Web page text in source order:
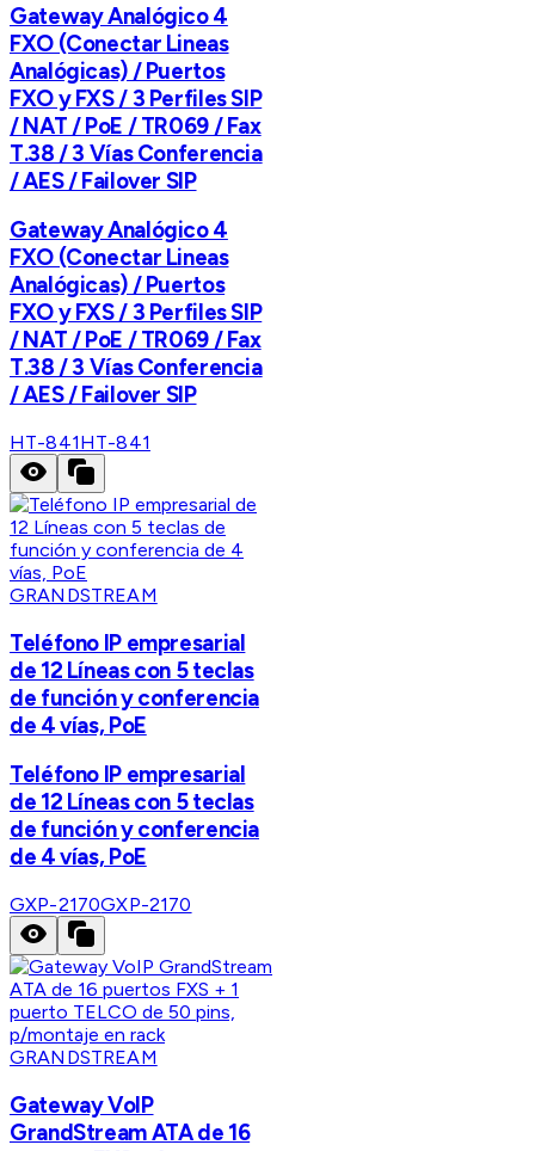
Gateway Analógico 4
FXO (Conectar Lineas
Analógicas) / Puertos
FXO y FXS / 3 Perfiles SIP
/ NAT / PoE / TR069 / Fax
T.38 / 3 Vías Conferencia
/ AES / Failover SIP
Gateway Analógico 4
FXO (Conectar Lineas
Analógicas) / Puertos
FXO y FXS / 3 Perfiles SIP
/ NAT / PoE / TR069 / Fax
T.38 / 3 Vías Conferencia
/ AES / Failover SIP
HT-841HT-841
GRANDSTREAM
Teléfono IP empresarial
de 12 Líneas con 5 teclas
de función y conferencia
de 4 vías, PoE
Teléfono IP empresarial
de 12 Líneas con 5 teclas
de función y conferencia
de 4 vías, PoE
GXP-2170GXP-2170
GRANDSTREAM
Gateway VoIP
GrandStream ATA de 16